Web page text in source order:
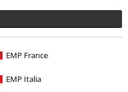
EMP France
EMP Italia